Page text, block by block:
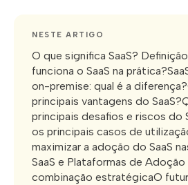
NESTE ARTIGO
O que significa SaaS?
funciona o SaaS na
on-premise: qual é a
principais vantagens do
principais desafios e riscos do
os principais casos de
maximizar a adoção do SaaS
SaaS e Plataformas de Adoção
combinação estratégicaO